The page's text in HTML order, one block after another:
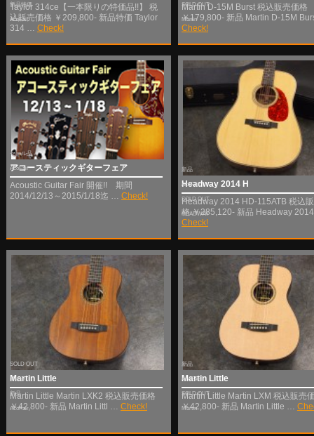
新品特価
AcoFair
Taylor 314ce【一本限りの特価品!!】 税
込販売価格 ￥209,800- 新品特価 Taylor
314 … Check!
SOLD OUT
Martin
Martin D-15M Burst 税込販売価格
￥179,800- 新品 Martin D-15M
Check!
アコースティックギターフェア
セール品
AcoFair
Acoustic Guitar Fair 開催!! 期間
2014/12/13～2015/1/18迄 … Check!
Headway 2014 H
新品
AcoFair
SOLD OUT
HEADWAY
Headway 2014 HD-115ATB 税込
格 ￥285,120- 新品 Headway
Check!
Martin Little
SOLD OUT
Martin
新品
AcoFair
Martin Little Martin LXK2 税込販売価格
￥42,800- 新品 Martin Littl … Check!
Martin Little
新品
AcoFair
SOLD OUT
Martin
Martin Little Martin LXM 税込販売
￥42,800- 新品 Martin Little …